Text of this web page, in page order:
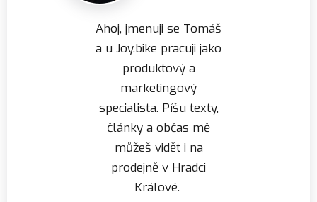
Ahoj, jmenuji se Tomáš
a u Joy.bike pracuji jako
produktový a
marketingový
specialista. Píšu texty,
články a občas mě
můžeš vidět i na
prodejně v Hradci
Králové.